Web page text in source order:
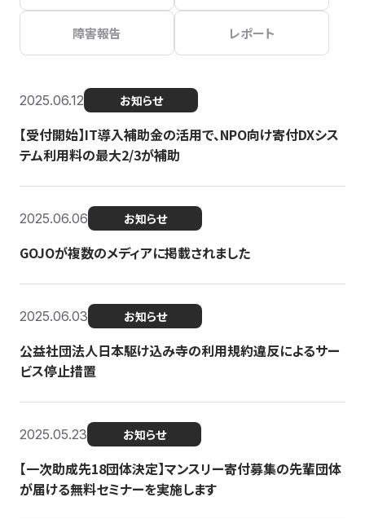
障害報告 レポート
2025.06.12 お知らせ
【受付開始】IT導入補助金の活用で、NPO向け寄付DXシス
テム利用料の最大2/3が補助
2025.06.06 お知らせ
GOJOが複数のメディアに掲載されました
2025.06.03 お知らせ
公益社団法人日本駆け込み寺の利用規約違反によるサー
ビス停止措置
2025.05.23 お知らせ
【一次助成先18団体決定】マンスリー寄付募集の先輩団体
が届ける無料セミナーを実施します